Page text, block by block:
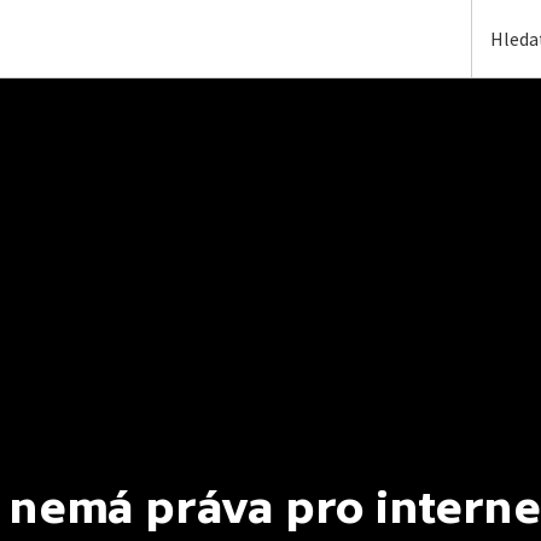
nemá práva pro